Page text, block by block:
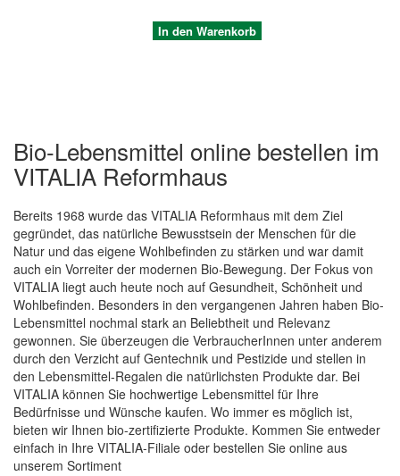
Quickview
In den Warenkorb
Bio-Lebensmittel online bestellen im
VITALIA Reformhaus
Bereits 1968 wurde das VITALIA Reformhaus mit dem Ziel
gegründet, das natürliche Bewusstsein der Menschen für die
Natur und das eigene Wohlbefinden zu stärken und war damit
auch ein Vorreiter der modernen Bio-Bewegung. Der Fokus von
VITALIA liegt auch heute noch auf Gesundheit, Schönheit und
Wohlbefinden. Besonders in den vergangenen Jahren haben Bio-
Lebensmittel nochmal stark an Beliebtheit und Relevanz
gewonnen. Sie überzeugen die VerbraucherInnen unter anderem
durch den Verzicht auf Gentechnik und Pestizide und stellen in
den Lebensmittel-Regalen die natürlichsten Produkte dar. Bei
VITALIA können Sie hochwertige Lebensmittel für Ihre
Bedürfnisse und Wünsche kaufen. Wo immer es möglich ist,
bieten wir Ihnen bio-zertifizierte Produkte. Kommen Sie entweder
einfach in Ihre VITALIA-Filiale oder bestellen Sie online aus
unserem Sortiment